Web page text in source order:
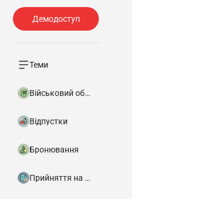
Теми
Військовий облік
Відпустки
Бронювання
Прийняття на роботу